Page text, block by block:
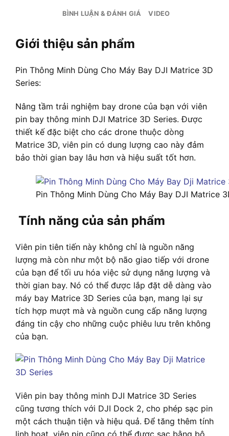
BÌNH LUẬN & ĐÁNH GIÁ VIDEO
Giới thiệu sản phẩm
Pin Thông Minh Dùng Cho Máy Bay DJI Matrice 3D
Series:
Nâng tầm trải nghiệm bay drone của bạn với viên
pin bay thông minh DJI Matrice 3D Series. Được
thiết kế đặc biệt cho các drone thuộc dòng
Matrice 3D, viên pin có dung lượng cao này đảm
bảo thời gian bay lâu hơn và hiệu suất tốt hơn.
Pin Thông Minh Dùng Cho Máy Bay DJI Matrice
Tính năng của sản phẩm
Viên pin tiên tiến này không chỉ là nguồn năng
lượng mà còn như một bộ não giao tiếp với drone
của bạn để tối ưu hóa việc sử dụng năng lượng và
thời gian bay. Nó có thể được lắp đặt dễ dàng vào
máy bay Matrice 3D Series của bạn, mang lại sự
tích hợp mượt mà và nguồn cung cấp năng lượng
đáng tin cậy cho những cuộc phiêu lưu trên không
của bạn.
Viên pin bay thông minh DJI Matrice 3D Series
cũng tương thích với DJI Dock 2, cho phép sạc pin
một cách thuận tiện và hiệu quả. Để tăng thêm tính